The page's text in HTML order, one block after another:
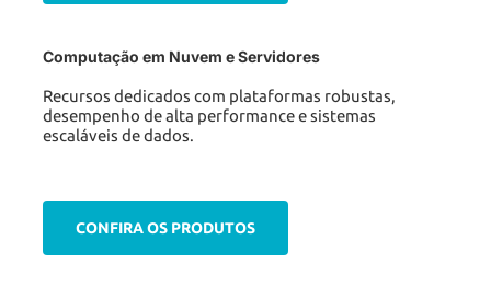
Computação em Nuvem e Servidores
Recursos dedicados com plataformas robustas,
desempenho de alta performance e sistemas
escaláveis de dados.
CONFIRA OS PRODUTOS